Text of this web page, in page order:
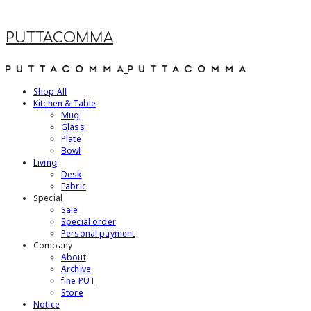
PUTTACOMMA
Shop All
Kitchen & Table
Mug
Glass
Plate
Bowl
Living
Desk
Fabric
Special
Sale
Special order
Personal payment
Company
About
Archive
fine PUT
Store
Notice